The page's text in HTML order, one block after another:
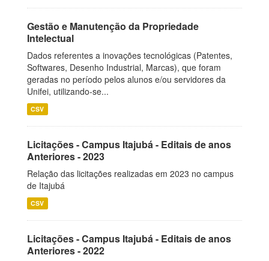
Gestão e Manutenção da Propriedade
Intelectual
Dados referentes a inovações tecnológicas (Patentes,
Softwares, Desenho Industrial, Marcas), que foram
geradas no período pelos alunos e/ou servidores da
Unifei, utilizando-se...
CSV
Licitações - Campus Itajubá - Editais de anos
Anteriores - 2023
Relação das licitações realizadas em 2023 no campus
de Itajubá
CSV
Licitações - Campus Itajubá - Editais de anos
Anteriores - 2022